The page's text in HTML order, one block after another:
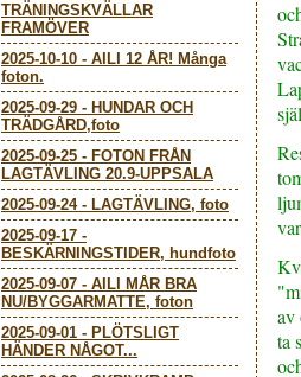
TRÄNINGSKVÄLLAR
FRAMÖVER
2025-10-10 - AILI 12 ÅR! Många
foton.
2025-09-29 - HUNDAR OCH
TRÄDGÅRD,foto
2025-09-25 - FOTON FRÅN
LAGTÄVLING 20.9-UPPSALA
2025-09-24- LAGTÄVLING, foto
2025-09-17 -
BESKÄRNINGSTIDER, hundfoto
2025-09-07 - AILI MÅR BRA
NU/BYGGARMATTE, foton
2025-09-01 - PLÖTSLIGT
HÄNDER NÅGOT...
av
ta